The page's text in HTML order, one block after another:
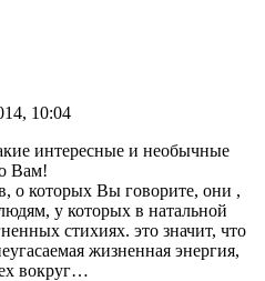
10:04
интересные и необычные
Вам!
о которых Вы говорите, они ,
у которых в натальной
стихиях. это значит, что
жизненная энергия,
вокруг…